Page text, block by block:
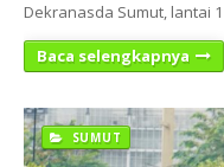
Dekranasda Sumut, lantai
Baca selengkapnya
SUMUT